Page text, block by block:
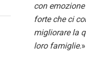
con
forte che ci
migliorare la
loro famiglie.»